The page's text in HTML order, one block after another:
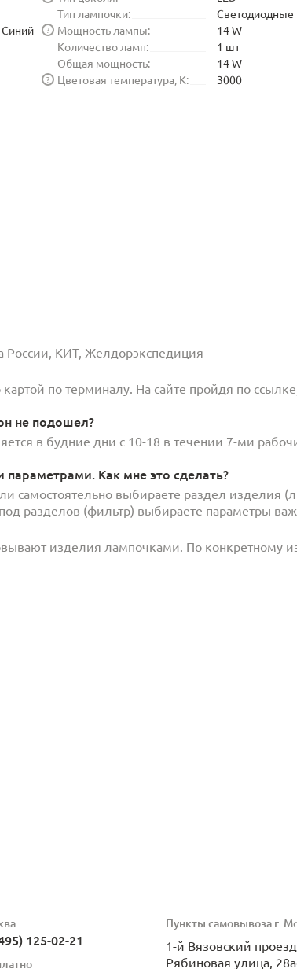
Тип лампочки:
Светодиодные
Мощность лампы:
?
14 W
Количество ламп:
1 шт
Общая мощность:
14 W
Цветовая температура, K:
? 3000
России, КИТ, Желдорэкспедиция
по терминалу. На сайте пройдя по
не подошел?
в будние дни с 10-18 в течении 7-ми
Как мне это сделать?
самостоятельно выбираете раздел изделия
разделов (фильтр) выбираете параметры
изделия лампочками. По конкретному
125-02-21
Пункты самовывоза г.
1-й Вязовский
Рябиновая улица,